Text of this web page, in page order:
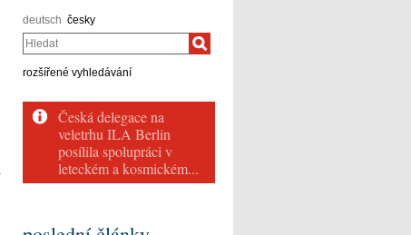
deutsch česky
Hledat
rozšířené vyhledávání
Česká delegace na
veletrhu ILA Berlin
posílila spolupráci v
leteckém a kosmickém...